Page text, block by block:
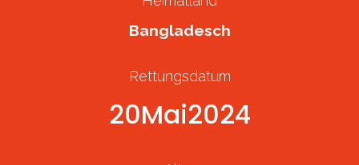
Bangladesch
Rettungsdatum
20Mai2024